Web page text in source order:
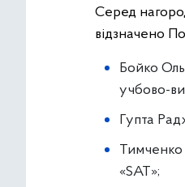
Серед
відзначено
Бойко
учбово-
Гупта
Тимченко
«SАТ»;